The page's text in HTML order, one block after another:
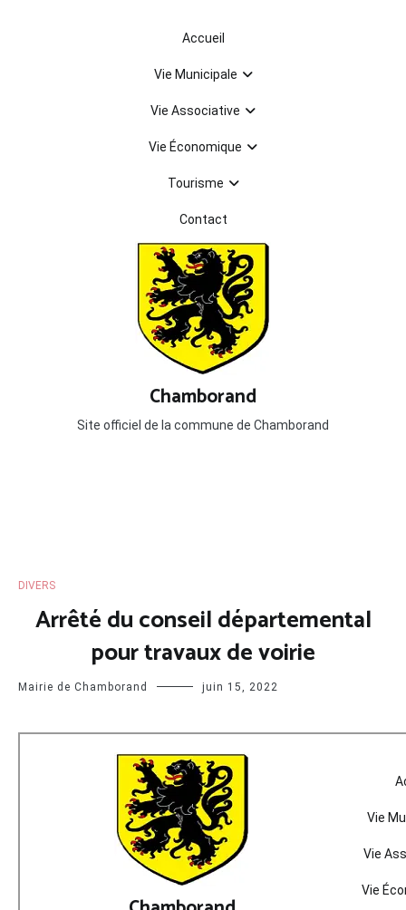
Chamborand
Site officiel de la commune de Chamborand
Accueil
Vie Municipale
Vie Associative
Vie Économique
Tourisme
Contact
DIVERS
Arrêté du conseil départemental
pour travaux de voirie
Mairie de Chamborand juin 15, 2022